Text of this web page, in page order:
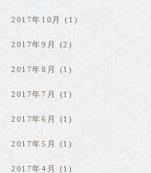
2017年10月 (1)
2017年9月 (2)
2017年8月 (1)
2017年7月 (1)
2017年6月 (1)
2017年5月 (1)
2017年4月 (1)